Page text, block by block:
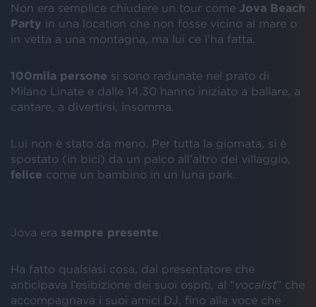
Non era semplice chiudere un tour come Jova Beach
Party in una location che non fosse vicino al mare o
in vetta a una montagna, ma lui ce l’ha fatta.
100mila persone si sono radunate nel prato di
Milano Linate e dalle 14.30 hanno iniziato a ballare, a
cantare, a divertirsi, insomma.
Lui non è stato da meno. Per tutta la giornata, si è
spostato (in bici) da un palco all’altro del villaggio,
felice come un bambino in un luna park.
Jova era sempre presente
Ha fatto qualsiasi cosa, dal presentatore che
anticipava l’esibizione dei suoi ospiti, al “vocalist” che
accompagnava i suoi amici DJ, fino alla voce che